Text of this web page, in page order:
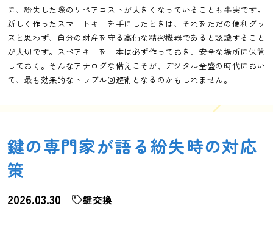
に、紛失した際のリペアコストが大きくなっていることも事実です。
新しく作ったスマートキーを手にしたときは、それをただの便利グッ
ズと思わず、自分の財産を守る高価な精密機器であると認識すること
が大切です。スペアキーを一本は必ず作っておき、安全な場所に保管
しておく。そんなアナログな備えこそが、デジタル全盛の時代におい
て、最も効果的なトラブル回避術となるのかもしれません。
鍵の専門家が語る紛失時の対応
策
2026.03.30 鍵交換